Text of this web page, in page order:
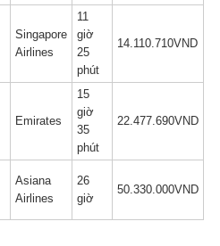
Singapore
Airlines
11
giờ
25
phút
14.110.710VND
Emirates
15
giờ
35
phút
22.477.690VND
Asiana
Airlines
26
giờ
50.330.000VND